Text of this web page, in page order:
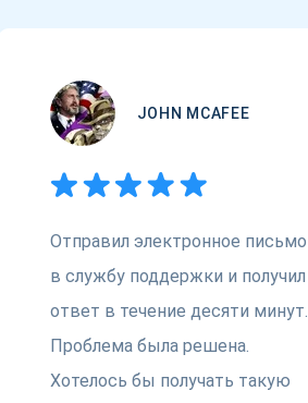
JOHN MCAFEE
Отправил электронное письмо
в службу поддержки и получил
ответ в течение десяти минут.
Проблема была решена.
Хотелось бы получать такую